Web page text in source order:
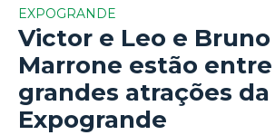
EXPOGRANDE
Victor e Leo e Bruno
Marrone estão entre
grandes atrações da
Expogrande